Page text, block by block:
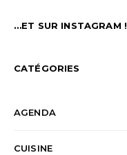
…ET SUR INSTAGRAM !
CATÉGORIES
AGENDA
CUISINE